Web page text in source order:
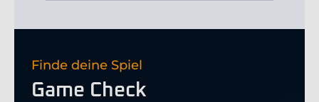
Finde deine Spiel
Game Check